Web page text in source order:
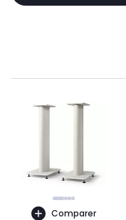
Comparer